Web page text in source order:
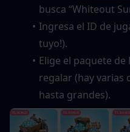
busca “Whiteout
Ingresa el ID de
tuyo!).
Elige el paquete
regalar (hay varias
hasta grandes).